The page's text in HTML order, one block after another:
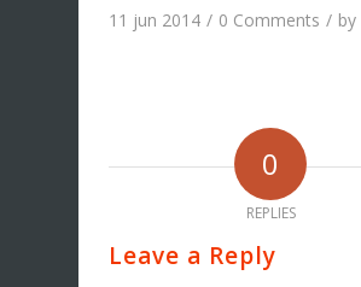
11 jun 2014 / 0 Comments / by
0
REPLIES
Leave a Reply